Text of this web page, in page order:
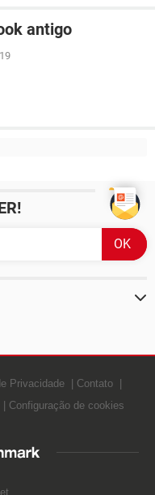
antigo
Privacidade
Contato
Configuração de cookies